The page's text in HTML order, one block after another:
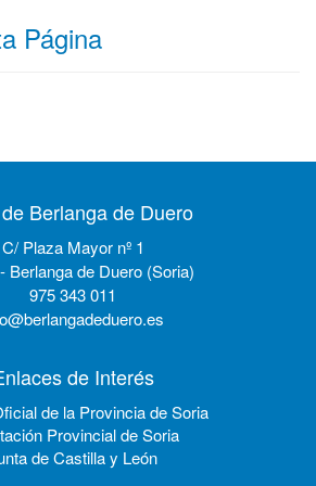
Página
Berlanga de Duero
C/ Plaza Mayor nº 1
Berlanga de Duero (Soria)
975 343 011
de Interés
de la Provincia de Soria
Provincial de Soria
de Castilla y León